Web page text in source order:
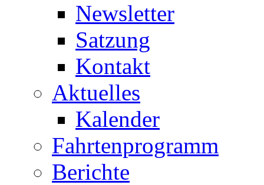
Newsletter
Satzung
Kontakt
Aktuelles
Kalender
Fahrtenprogramm
Berichte